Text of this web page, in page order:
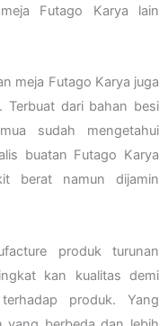
Futago Karya lain
meja Futago Karya juga
Terbuat dari bahan besi
sudah mengetahui
buatan Futago Karya
berat namun dijamin
produk turunan
kan kualitas demi
produk. Yang